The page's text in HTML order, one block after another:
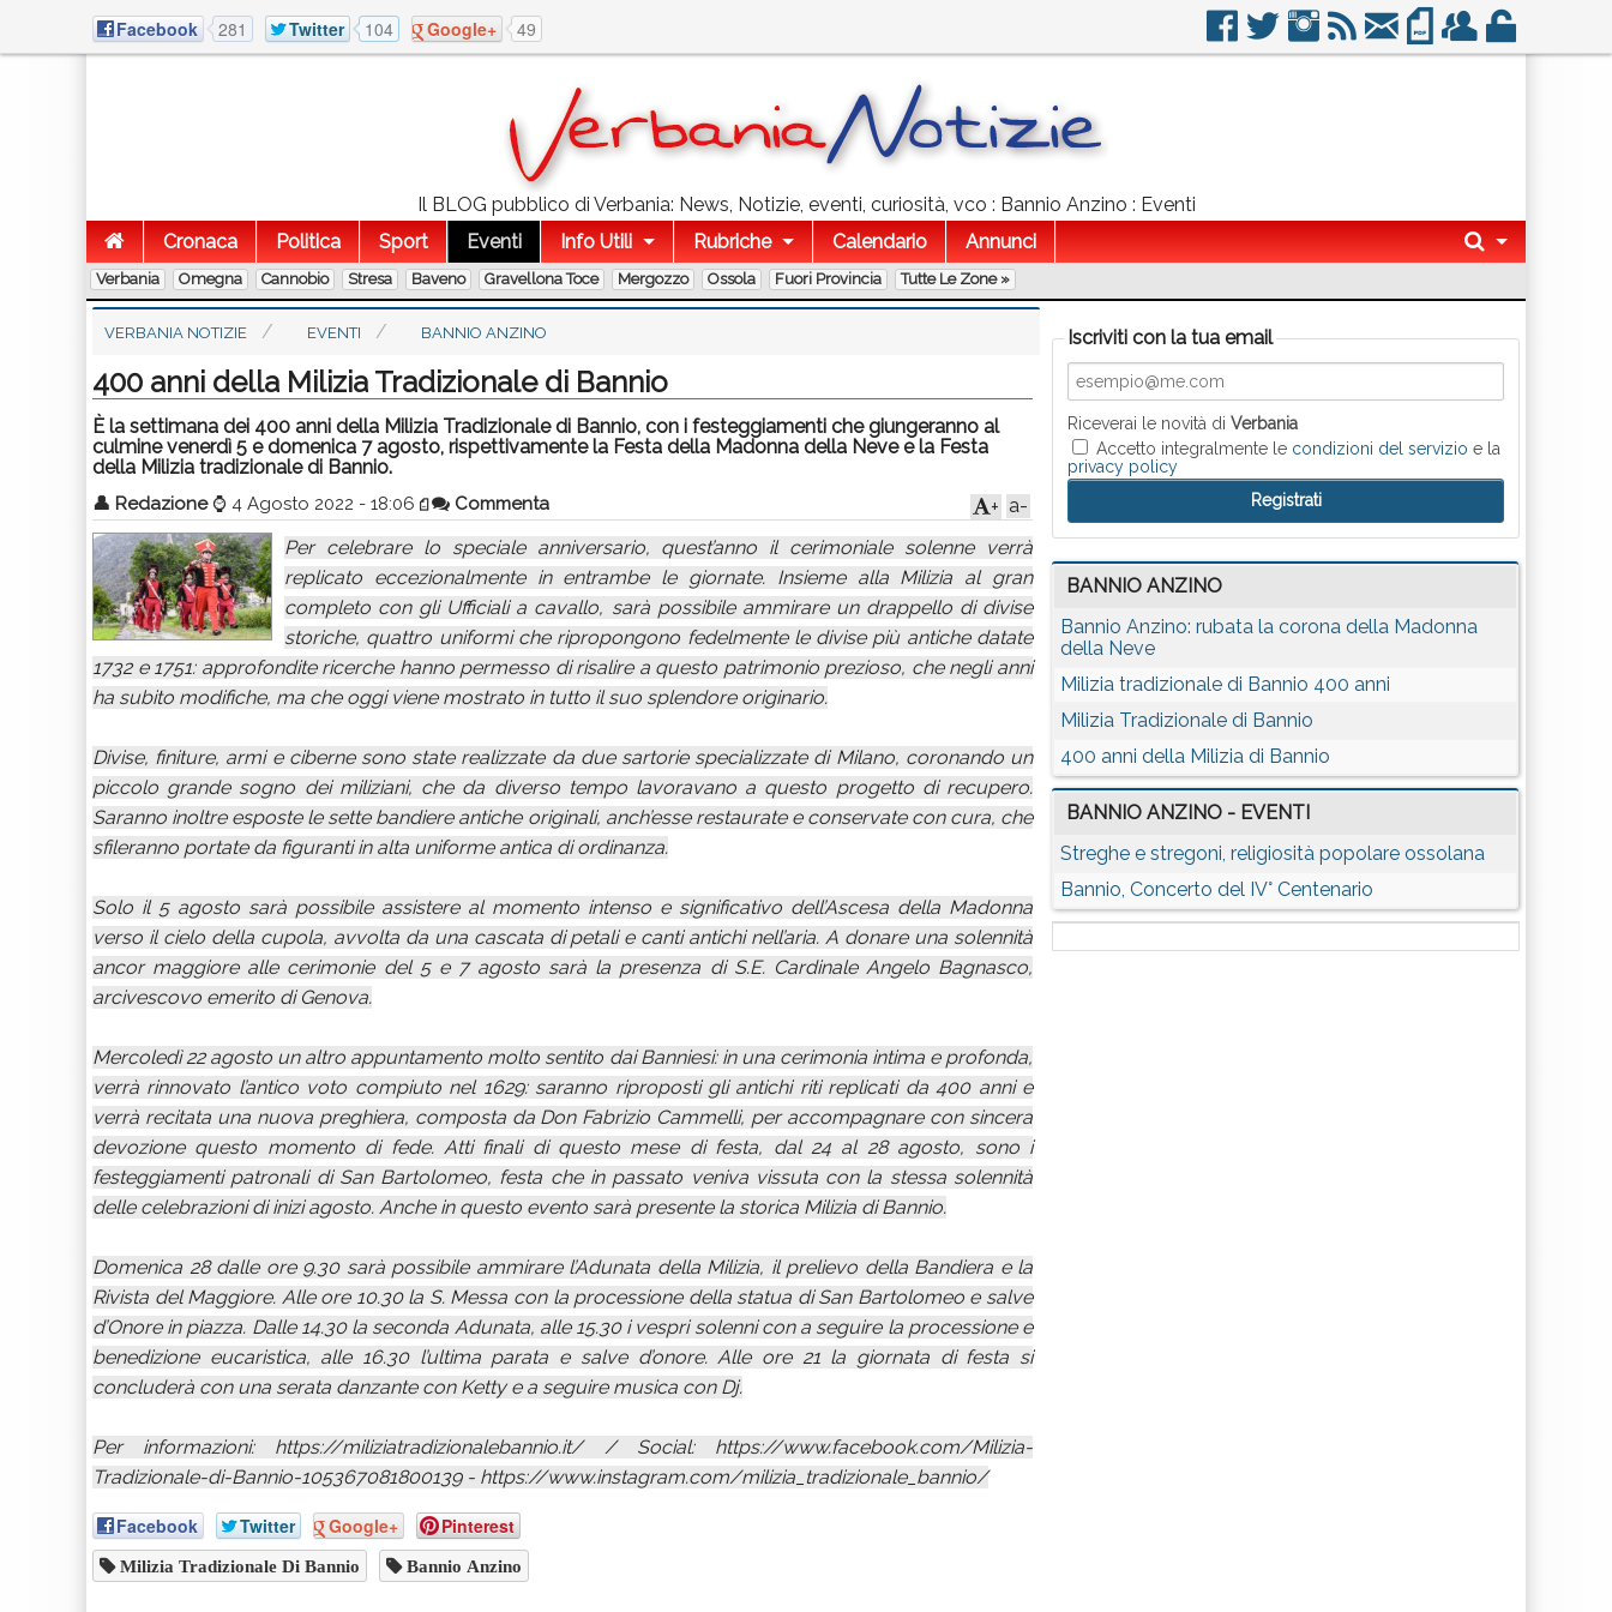
Facebook 281 Twitter 104 Google+ 49
Il BLOG pubblico di Verbania: News, Notizie, eventi, curiosità, vco : Bannio Anzino : Eventi
Cronaca
Politica Sport Eventi Info Utili Rubriche Calendario Annunci
Verbania Omegna Cannobio Stresa Baveno Gravellona Toce Mergozzo Ossola Fuori Provincia Tutte Le Zone »
VERBANIA NOTIZIE EVENTI BANNIO ANZINO
400 anni della Milizia Tradizionale di Bannio
È la settimana dei 400 anni della Milizia Tradizionale di Bannio, con i festeggiamenti che giungeranno al
culmine venerdì 5 e domenica 7 agosto, rispettivamente la Festa della Madonna della Neve e la Festa
della Milizia tradizionale di Bannio.
👤 Redazione ⌚ 4 Agosto 2022 - 18:06 Commenta a-
+
Per celebrare lo speciale anniversario, quest’anno il cerimoniale solenne verrà
replicato eccezionalmente in entrambe le giornate. Insieme alla Milizia al gran
completo con gli Ufficiali a cavallo, sarà possibile ammirare un drappello di divise
storiche, quattro uniformi che ripropongono fedelmente le divise più antiche datate
1732 e 1751: approfondite ricerche hanno permesso di risalire a questo patrimonio prezioso, che negli anni
ha subito modifiche, ma che oggi viene mostrato in tutto il suo splendore originario.
Divise, finiture, armi e ciberne sono state realizzate da due sartorie specializzate di Milano, coronando un
piccolo grande sogno dei miliziani, che da diverso tempo lavoravano a questo progetto di recupero.
Saranno inoltre esposte le sette bandiere antiche originali, anch’esse restaurate e conservate con cura, che
sfileranno portate da figuranti in alta uniforme antica di ordinanza.
Solo il 5 agosto sarà possibile assistere al momento intenso e significativo dell’Ascesa della Madonna
verso il cielo della cupola, avvolta da una cascata di petali e canti antichi nell’aria. A donare una solennità
ancor maggiore alle cerimonie del 5 e 7 agosto sarà la presenza di S.E. Cardinale Angelo Bagnasco,
arcivescovo emerito di Genova.
Mercoledì 22 agosto un altro appuntamento molto sentito dai Banniesi: in una cerimonia intima e profonda,
verrà rinnovato l’antico voto compiuto nel 1629: saranno riproposti gli antichi riti replicati da 400 anni e
verrà recitata una nuova preghiera, composta da Don Fabrizio Cammelli, per accompagnare con sincera
devozione questo momento di fede. Atti finali di questo mese di festa, dal 24 al 28 agosto, sono i
festeggiamenti patronali di San Bartolomeo, festa che in passato veniva vissuta con la stessa solennità
delle celebrazioni di inizi agosto. Anche in questo evento sarà presente la storica Milizia di Bannio.
Domenica 28 dalle ore 9.30 sarà possibile ammirare l’Adunata della Milizia, il prelievo della Bandiera e la
Rivista del Maggiore. Alle ore 10.30 la S. Messa con la processione della statua di San Bartolomeo e salve
d’Onore in piazza. Dalle 14.30 la seconda Adunata, alle 15.30 i vespri solenni con a seguire la processione e
benedizione eucaristica, alle 16.30 l’ultima parata e salve d’onore. Alle ore 21 la giornata di festa si
concluderà con una serata danzante con Ketty e a seguire musica con Dj.
Per informazioni: https://miliziatradizionalebannio.it/ / Social: https://www.facebook.com/Milizia-
Tradizionale-di-Bannio-105367081800139 - https://www.instagram.com/milizia_tradizionale_bannio/
Facebook Twitter Google+ Pinterest
Milizia Tradizionale Di Bannio Bannio Anzino
Iscriviti con la tua email
Riceverai le novità diVerbania
Accetto integralmente le condizioni del servizio e la
privacy policy
BANNIO ANZINO
Bannio Anzino: rubata la corona della Madonna
della Neve
Milizia tradizionale di Bannio 400 anni
Milizia Tradizionale di Bannio
400 anni della Milizia di Bannio
BANNIO ANZINO - EVENTI
Streghe e stregoni, religiosità popolare ossolana
Bannio, Concerto del IV° Centenario